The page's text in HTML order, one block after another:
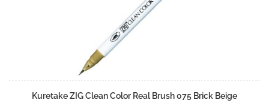
Kuretake ZIG Clean Color Real Brush 075 Brick Beige